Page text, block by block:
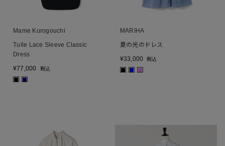
Mame Kurogouchi
Tulle Lace Sleeve Classic
Dress
¥77,000 税込
■ ■
MARIHA
夏の光のドレス
¥33,000 税込
■ ■ ■